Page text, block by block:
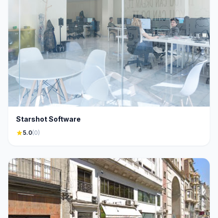
Starshot Software
star5.0(0)